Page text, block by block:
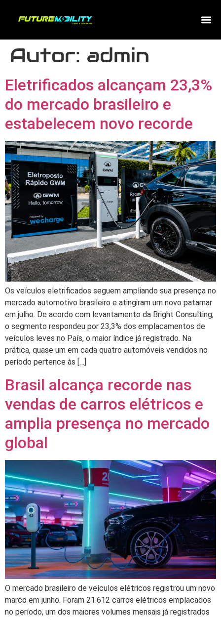
Autor: admin
Eletrificados alcançam 23,3%
do mercado brasileiro e
estabelecem novo recorde
Os veículos eletrificados seguem ampliando sua presença no
mercado automotivo brasileiro e atingiram um novo patamar
em julho. De acordo com levantamento da Bright Consulting,
o segmento respondeu por 23,3% dos emplacamentos de
veículos leves no País, o maior índice já registrado. Na
prática, quase um em cada quatro automóveis vendidos no
período pertence às […]
Brasil alcança recorde nas
vendas de carros elétricos e
amplia presença no mercado
global
O mercado brasileiro de veículos elétricos registrou um novo
marco em junho. Foram 21.612 carros elétricos emplacados
no período, um dos maiores volumes mensais já registrados